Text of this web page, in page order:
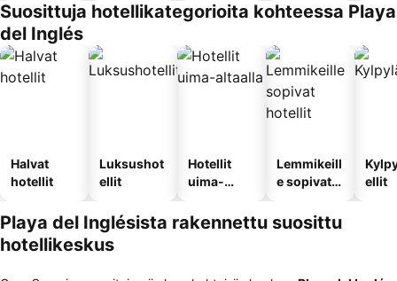
Suosittuja hotellikategorioita kohteessa Playa
del Inglés
Halvat
hotellit
Luksushot
ellit
Hotellit
uima-
Lemmikeill
e sopivat
ellit
Playa del Inglésista rakennettu suosittu
hotellikeskus